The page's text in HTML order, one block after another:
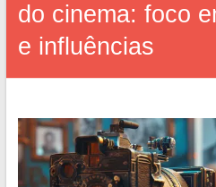
do cinema: foco
e influências